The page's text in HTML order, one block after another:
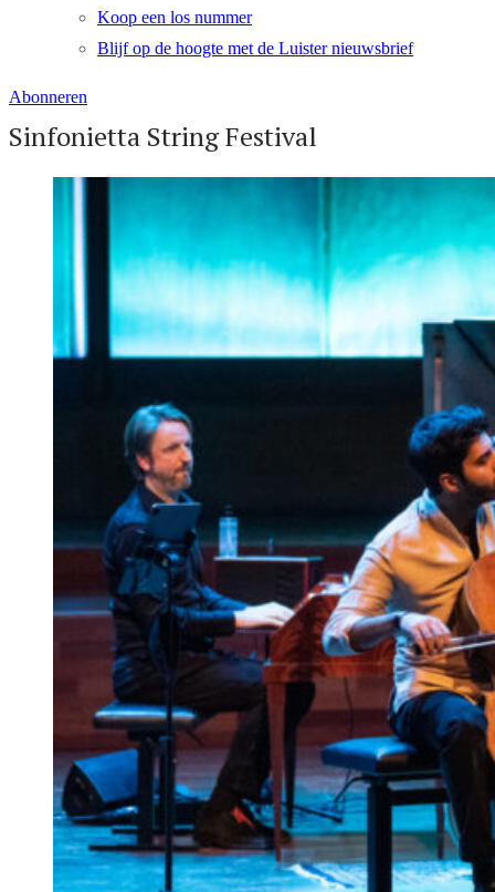
Koop een los nummer
Blijf op de hoogte met de Luister nieuwsbrief
Abonneren
Sinfonietta String Festival